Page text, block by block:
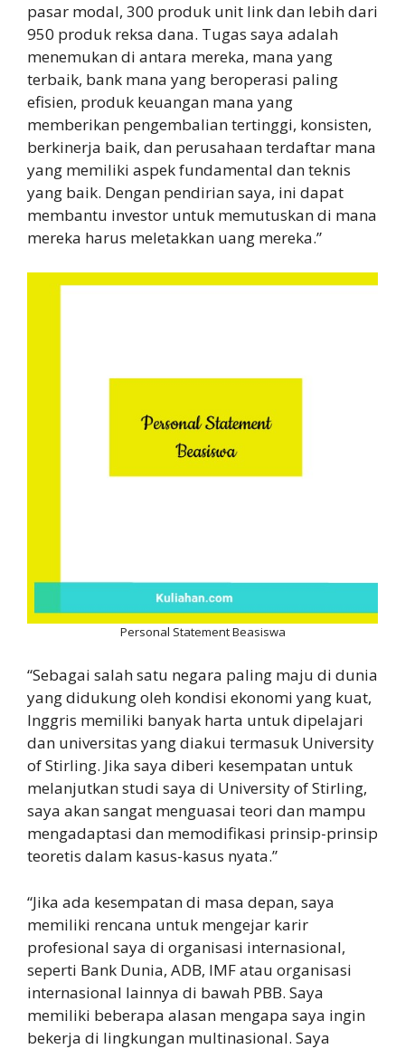
pasar modal, 300 produk unit link dan lebih dari
950 produk reksa dana. Tugas saya adalah
menemukan di antara mereka, mana yang
terbaik, bank mana yang beroperasi paling
efisien, produk keuangan mana yang
memberikan pengembalian tertinggi, konsisten,
berkinerja baik, dan perusahaan terdaftar mana
yang memiliki aspek fundamental dan teknis
yang baik. Dengan pendirian saya, ini dapat
membantu investor untuk memutuskan di mana
mereka harus meletakkan uang mereka.”
Personal Statement Beasiswa
“Sebagai salah satu negara paling maju di dunia
yang didukung oleh kondisi ekonomi yang kuat,
Inggris memiliki banyak harta untuk dipelajari
dan universitas yang diakui termasuk University
of Stirling. Jika saya diberi kesempatan untuk
melanjutkan studi saya di University of Stirling,
saya akan sangat menguasai teori dan mampu
mengadaptasi dan memodifikasi prinsip-prinsip
teoretis dalam kasus-kasus nyata.”
“Jika ada kesempatan di masa depan, saya
memiliki rencana untuk mengejar karir
profesional saya di organisasi internasional,
seperti Bank Dunia, ADB, IMF atau organisasi
internasional lainnya di bawah PBB. Saya
memiliki beberapa alasan mengapa saya ingin
bekerja di lingkungan multinasional. Saya